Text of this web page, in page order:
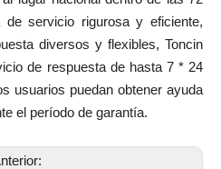
de servicio rigurosa y eficiente,
diversos y flexibles, Toncin
de respuesta de hasta 7 * 24
usuarios puedan obtener ayuda
el período de garantía.